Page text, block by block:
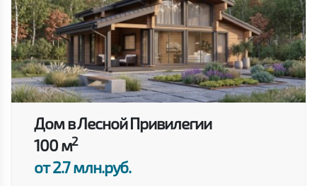
Дом в Лесной Привилегии
100 м2
от 2.7 млн.руб.